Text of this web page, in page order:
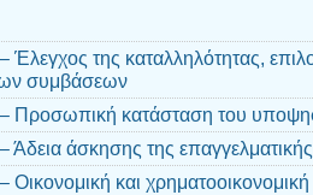
Έλεγχος της καταλληλότητας,
συμβάσεων
Προσωπική κατάσταση του
άσκησης της
και